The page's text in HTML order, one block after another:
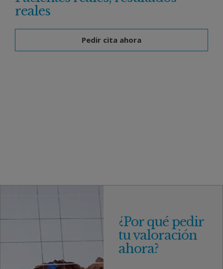
reales
Pedir cita ahora
¿Por qué pedir
tu valoración
ahora?